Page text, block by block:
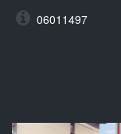
06011497